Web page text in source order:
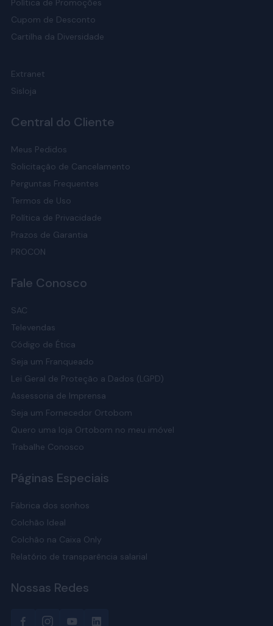
Política de Promoções
Cupom de Desconto
Cartilha da Diversidade
Extranet
Sisloja
Central do Cliente
Meus Pedidos
Solicitação de Cancelamento
Perguntas Frequentes
Termos de Uso
Política de Privacidade
Prazos de Garantia
PROCON
Fale Conosco
SAC
Televendas
Código de Ética
Seja um Franqueado
Lei Geral de Proteção a Dados (LGPD)
Assessoria de Imprensa
Seja um Fornecedor Ortobom
Quero uma loja Ortobom no meu imóvel
Trabalhe Conosco
Páginas Especiais
Fábrica dos sonhos
Colchão Ideal
Colchão na Caixa Only
Relatório de transparência salarial
Nossas Redes